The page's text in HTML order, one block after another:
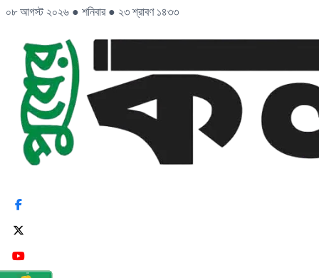
০৮ আগস্ট ২০২৬ ● শনিবার ● ২৩ শ্রাবণ ১৪৩৩